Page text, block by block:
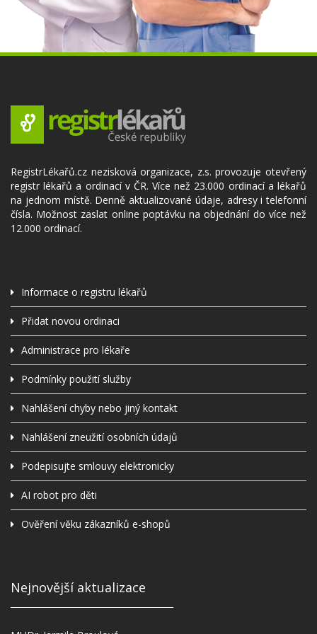
RegistrLékařů.cz nezisková organizace, z.s. provozuje otevřený
registr lékařů a ordinací v ČR. Více než 23.000 ordinací a lékařů
na jednom místě. Denně aktualizované údaje, adresy i telefonní
čísla. Možnost zaslat online poptávku na objednání do více než
12.000 ordinací.
Informace o registru lékařů
Přidat novou ordinaci
Administrace pro lékaře
Podmínky použití služby
Nahlášení chyby nebo jiný kontakt
Nahlášení zneužití osobních údajů
Podepisujte smlouvy elektronicky
AI robot pro děti
Ověření věku zákazníků e-shopů
Nejnovější aktualizace